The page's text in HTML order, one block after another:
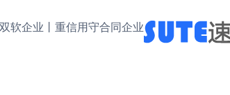
软企业丨重信用守合同企业